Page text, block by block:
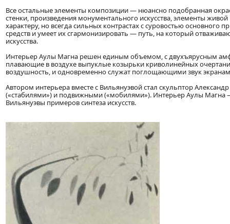
Все остальные элементы композиции — нюансно подобранная
стенки, произведения монументального искусства, элементы
характеру, но всегда сильных контрастах с суровостью
средств и умеет их сгармонизировать — путь, на который
искусства.
Интерьер Аулы Магна решен единым объемом, с двухъярусным
плавающие в воздухе выпуклые козырьки криволинейных
воздушность, и одновременно служат поглощающими звук
Автором интерьера вместе с Вильянуэвой стал скульптор
(«стабилями») и подвижными («мобилями»). Интерьер Аулы Магна
Вильянуэвы примеров синтеза искусств.